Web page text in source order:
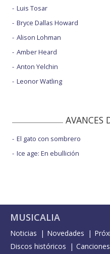
Luis Tosar
Bryce Dallas Howard
Alison Lohman
Amber Heard
Anton Yelchin
Leonor Watling
AVANCES
El gato con sombrero
Ice age: En ebullición
MUSICALIA
Noticias Novedades
Discos históricos
Canciones